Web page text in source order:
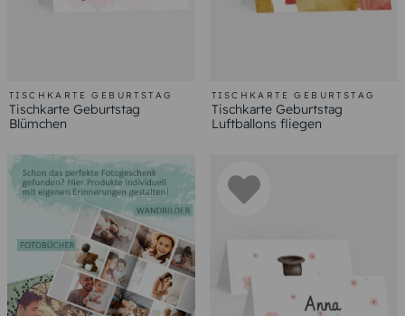
TISCHKARTE GEBURTSTAG
Tischkarte Geburtstag
Blümchen
TISCHKARTE GEBURTSTAG
Tischkarte Geburtstag
Luftballons fliegen